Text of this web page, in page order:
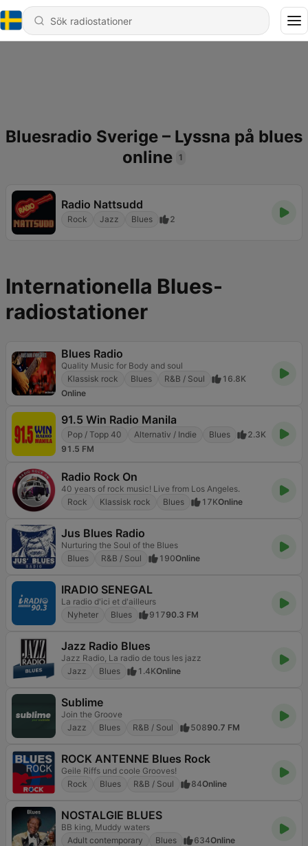
Bluesradio Sverige – Lyssna på blues
online 1
Radio Nattsudd
Rock Jazz Blues 2
Internationella Blues-
radiostationer
Blues Radio
Quality Music for Body and soul
Klassisk rock
Blues R&B / Soul
16.8K
Online
91.5 Win Radio Manila
Pop / Topp 40 Alternativ / Indie Blues
2.3K
91.5 FM
Radio Rock On
40 years of rock music! Live from Los Angeles.
Rock
Klassisk rock Blues 17KOnline
Jus Blues Radio
Nurturing the Soul of the Blues
Blues
R&B / Soul 190Online
IRADIO SENEGAL
La radio d'ici et d'ailleurs
Nyheter
Blues 91790.3 FM
Jazz Radio Blues
Jazz Radio, La radio de tous les jazz
Jazz
Blues 1.4KOnline
Sublime
Join the Groove
Jazz
Blues R&B / Soul 50890.7 FM
ROCK ANTENNE Blues Rock
Geile Riffs und coole Grooves!
Rock
Blues R&B / Soul 84Online
NOSTALGIE BLUES
BB king, Muddy waters
Adult contemporary
Blues 634Online